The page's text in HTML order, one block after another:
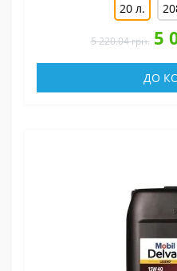
20 л.
5 220.04 грн. 5
ДО